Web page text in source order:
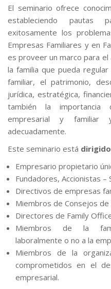
El seminario ofrece
estableciendo pautas
exitosamente los
Empresas Familiares y en
es proveer un marco para
la familia que pueda
familiar, el patrimonio,
jurídica, estratégica,
también la importancia
empresarial y
adecuadamente.
Este seminario está
Empresario propietario
Fundadores, Accionistas
Directivos de empresas
Miembros de Consejos de
Directores de Family
Miembros de la
laboralmente o no a la
Miembros de la
comprometidos en el
empresarial.